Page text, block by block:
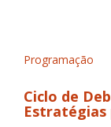
Programação
Ciclo de
Estratégias